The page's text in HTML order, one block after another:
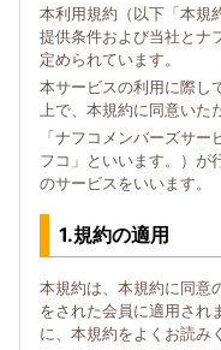
本利用規約（以下「本規
提供条件および当社とナ
定められています。
本サービスの利用に際し
上で、本規約に同意いた
「ナフコメンバーズサ
フコ」といいます。）が
のサービスをいいます。
1.規約の適用
本規約は、本規約に同意
をされた会員に適用され
に、本規約をよくお読み